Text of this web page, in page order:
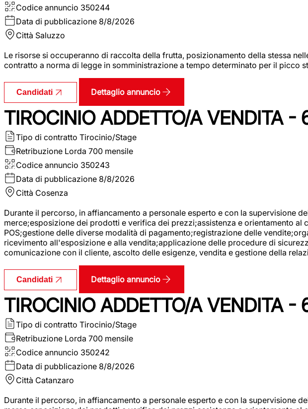
Codice annuncio 350244
Data di pubblicazione 8/8/2026
Città Saluzzo
Le risorse si occuperanno di raccolta della frutta, posizionamento della stessa
contratto a norma di legge in somministrazione a tempo determinato per il picco
Candidati Dettaglio annuncio
TIROCINIO ADDETTO/A VENDITA -
Tipo di contratto Tirocinio/Stage
Retribuzione Lorda 700 mensile
Codice annuncio 350243
Data di pubblicazione 8/8/2026
Città Cosenza
Durante il percorso, in affiancamento a personale esperto e con la supervisione
merce;esposizione dei prodotti e verifica dei prezzi;assistenza e orientamento
POS;gestione delle diverse modalità di pagamento;registrazione delle
ricevimento all'esposizione e alla vendita;applicazione delle procedure di
comunicazione con il cliente, ascolto delle esigenze, vendita e gestione della
Candidati Dettaglio annuncio
TIROCINIO ADDETTO/A VENDITA -
Tipo di contratto Tirocinio/Stage
Retribuzione Lorda 700 mensile
Codice annuncio 350242
Data di pubblicazione 8/8/2026
Città Catanzaro
Durante il percorso, in affiancamento a personale esperto e con la supervisione